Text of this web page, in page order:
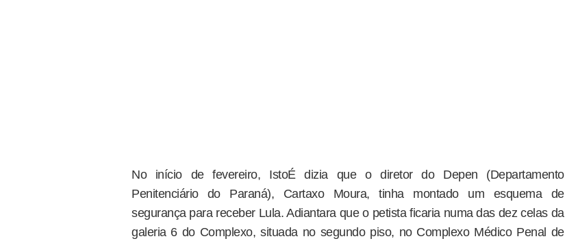
No início de fevereiro, IstoÉ dizia que o diretor do Depen (Departamento
Penitenciário do Paraná), Cartaxo Moura, tinha montado um esquema de
segurança para receber Lula. Adiantara que o petista ficaria numa das dez celas da
galeria 6 do Complexo, situada no segundo piso, no Complexo Médico Penal de